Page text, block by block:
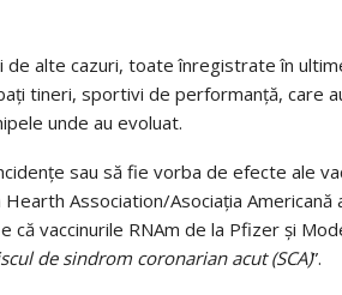
de alte cazuri, toate înregistrate în
tineri, sportivi de performanță, care
unde au evoluat.
sau să fie vorba de efecte ale
Hearth Association/Asociația
că vaccinurile RNAm de la Pfizer și
de sindrom coronarian acut (SCA)”.